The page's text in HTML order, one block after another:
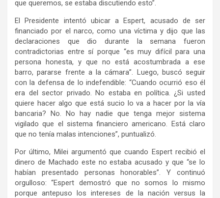
que queremos, se estaba discutiendo esto”.
El Presidente intentó ubicar a Espert, acusado de ser
financiado por el narco, como una víctima y dijo que las
declaraciones que dio durante la semana fueron
contradictorias entre sí porque “es muy difícil para una
persona honesta, y que no está acostumbrada a ese
barro, pararse frente a la cámara”. Luego, buscó seguir
con la defensa de lo indefendible: “Cuando ocurrió eso él
era del sector privado. No estaba en política. ¿Si usted
quiere hacer algo que está sucio lo va a hacer por la vía
bancaria? No. No hay nadie que tenga mejor sistema
vigilado que el sistema financiero americano. Está claro
que no tenía malas intenciones”, puntualizó.
Por último, Milei argumentó que cuando Espert recibió el
dinero de Machado este no estaba acusado y que “se lo
habían presentado personas honorables”. Y continuó
orgulloso: “Espert demostró que no somos lo mismo
porque antepuso los intereses de la nación versus la